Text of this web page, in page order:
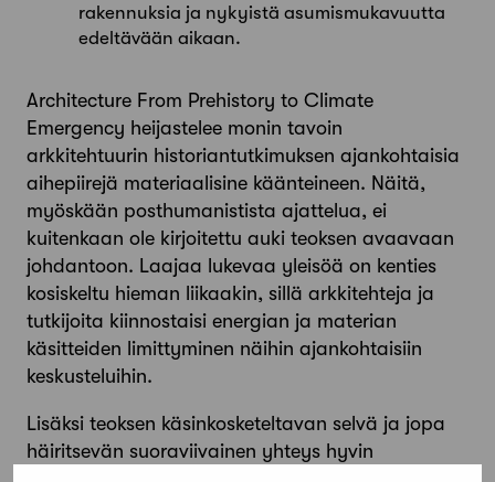
rakennuksia ja nykyistä asumismukavuutta
edeltävään aikaan.
Architecture From Prehistory to Climate
Emergency heijastelee monin tavoin
arkkitehtuurin historiantutkimuksen ajankohtaisia
aihepiirejä materiaalisine käänteineen. Näitä,
myöskään posthumanistista ajattelua, ei
kuitenkaan ole kirjoitettu auki teoksen avaavaan
johdantoon. Laajaa lukevaa yleisöä on kenties
kosiskeltu hieman liikaakin, sillä arkkitehteja ja
tutkijoita kiinnostaisi energian ja materian
käsitteiden limittyminen näihin ajankohtaisiin
keskusteluihin.
Lisäksi teoksen käsinkosketeltavan selvä ja jopa
häiritsevän suoraviivainen yhteys hyvin